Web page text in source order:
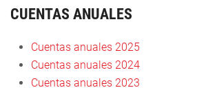
CUENTAS ANUALES
Cuentas anuales 2025
Cuentas anuales 2024
Cuentas anuales 2023